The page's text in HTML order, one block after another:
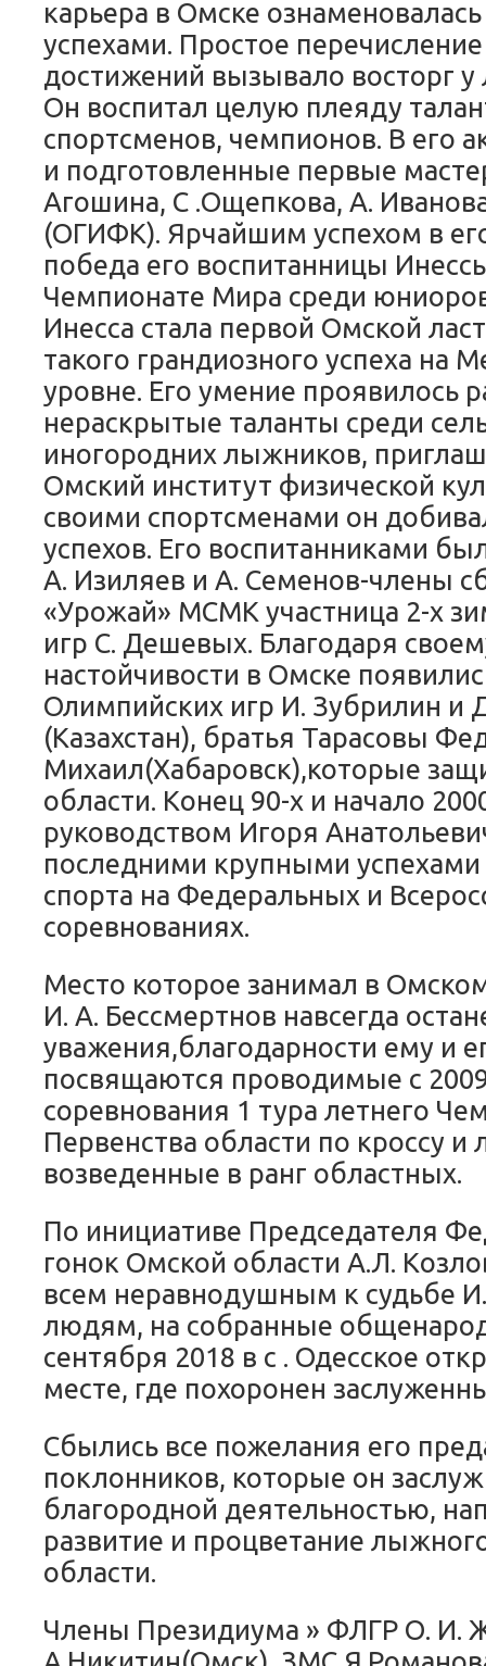
карьера в Омске
успехами. Простое
достижений вызывало восторг
Он воспитал целую плеяду
спортсменов, чемпионов. В его
и подготовленные первые
Агошина, С .Ощепкова, А.
(ОГИФК). Ярчайшим успехом в
победа его воспитанницы
Чемпионате Мира среди
Инесса стала первой Омской
такого грандиозного успеха на
уровне. Его умение проявилось
нераскрытые таланты среди
иногородних лыжников,
Омский институт физической
cвоими спортсменами он
успехов. Его воспитанниками
А. Изиляев и А. Семенов-члены
«Урожай» МСМК участница 2-х
игр С. Дешевых. Благодаря
настойчивости в Омске
Олимпийских игр И. Зубрилин и
(Казахстан), братья Тарасовы
Михаил(Хабаровск),которые
области. Конец 90-х и начало
руководством Игоря
последними крупными
спорта на Федеральных и
соревнованиях.
Место которое занимал в
И. А. Бессмертнов навсегда
уважения,благодарности ему и
посвящаются проводимые с
соревнования 1 тура летнего
Первенства области по кроссу
возведенные в ранг областных.
По инициативе Председателя
гонок Омской области А.Л.
всем неравнодушным к судьбе
людям, на собранные
сентября 2018 в с . Одесское
месте, где похоронен
Сбылись все пожелания его
поклонников, которые он
благородной деятельностью,
развитие и процветание
области.
Члены Президиума » ФЛГР О. И.